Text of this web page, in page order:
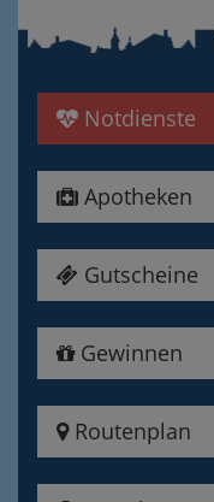
Notdienste
Apotheken
Gutscheine
Gewinnen
Routenplan